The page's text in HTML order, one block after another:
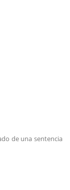
de una sentencia